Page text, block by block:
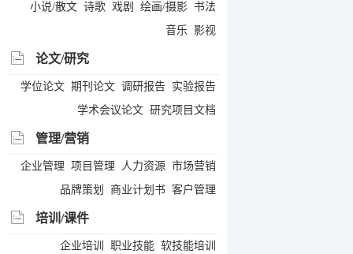
小说/散文 诗歌 戏剧 绘画/摄影 书法
音乐
影视
论文/研究
学位论文 期刊论文 调研报告 实验报告
学术会议论文 研究项目文档
管理/营销
企业管理 项目管理 人力资源 市场营销
品牌策划
商业计划书 客户管理
培训/课件
企业培训 职业技能 软技能培训